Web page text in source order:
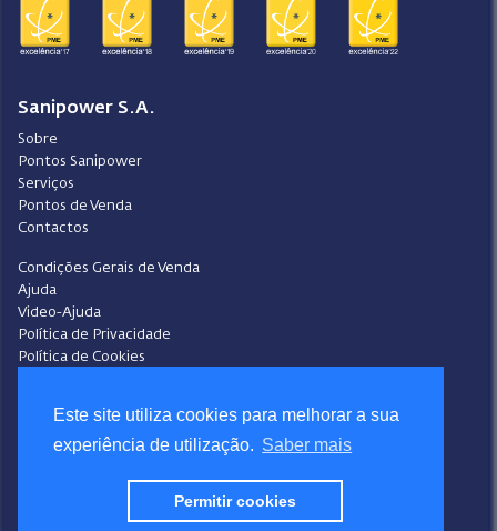
Este site utiliza cookies para melhorar a sua
experiência de utilização. Saber mais
Permitir cookies
Sanipower S.A.
Sobre
Pontos Sanipower
Serviços
Pontos de Venda
Contactos
Condições Gerais de Venda
Ajuda
Video-Ajuda
Política de Privacidade
Política de Cookies
Siga a Sanipower